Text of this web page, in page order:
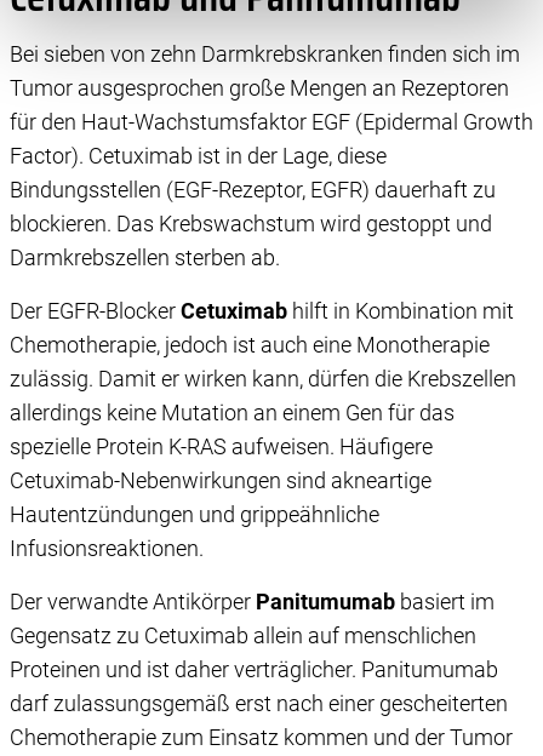
wir die Informationen weiter. Dies alles hilft uns, unsere
Website optimal zu gestalten und fortlaufend zu
verbessern. Für die Speicherung, den Abruf und die
Verarbeitung benötigen wir Ihre Einwilligung. Ihre
Einwilligung können Sie mit Wirkung für die Zukunft
widerrufen, indem Sie auf das runde Icon in der linken
unteren Ecke klicken. Weitere Informationen finden Sie in
unserer Datenschutzerklärung.
Bei sieben von zehn Darmkrebskranken finden sich im
Tumor ausgesprochen große Mengen an Rezeptoren
für den Haut-Wachstumsfaktor EGF (Epidermal Growth
Factor). Cetuximab ist in der Lage, diese
Bindungsstellen (EGF-Rezeptor, EGFR) dauerhaft zu
blockieren. Das Krebswachstum wird gestoppt und
Darmkrebszellen sterben ab.
Der EGFR-BlockerCetuximab hilft in Kombination mit
Chemotherapie, jedoch ist auch eine Monotherapie
zulässig. Damit er wirken kann, dürfen die Krebszellen
allerdings keine Mutation an einem Gen für das
spezielle Protein K-RAS aufweisen. Häufigere
Cetuximab-Nebenwirkungen sind akneartige
Hautentzündungen und grippeähnliche
Infusionsreaktionen.
Der verwandte Antikörper Panitumumab basiert im
Gegensatz zu Cetuximab allein auf menschlichen
Proteinen und ist daher verträglicher. Panitumumab
darf zulassungsgemäß erst nach einer gescheiterten
Chemotherapie zum Einsatz kommen und der Tumor